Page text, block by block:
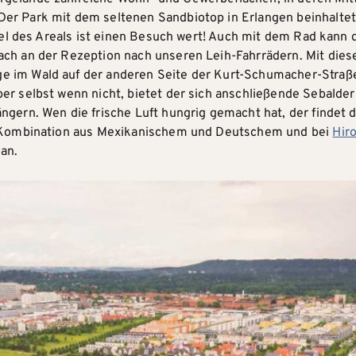
Park mit dem seltenen Sandbiotop in Erlangen
des Areals ist einen Besuch wert! Auch mit dem Rad kann
an der Rezeption nach unseren Leih-Fahrrädern. Mit
im Wald auf der anderen Seite der Kurt-Schumacher-
selbst wenn nicht, bietet der sich anschließende
Wen die frische Luft hungrig gemacht hat, der findet
aus Mexikanischem und Deutschem und bei